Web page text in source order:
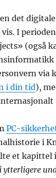
det
I
(også
via
i din tid),
PC-
i
et kapittel
ytterligere